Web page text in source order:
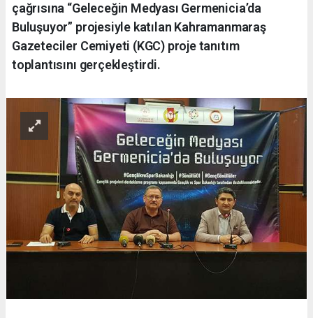
çağrısına “Geleceğin Medyası Germenicia’da
Buluşuyor” projesiyle katılan Kahramanmaraş
Gazeteciler Cemiyeti (KGC) proje tanıtım
toplantısını gerçekleştirdi.